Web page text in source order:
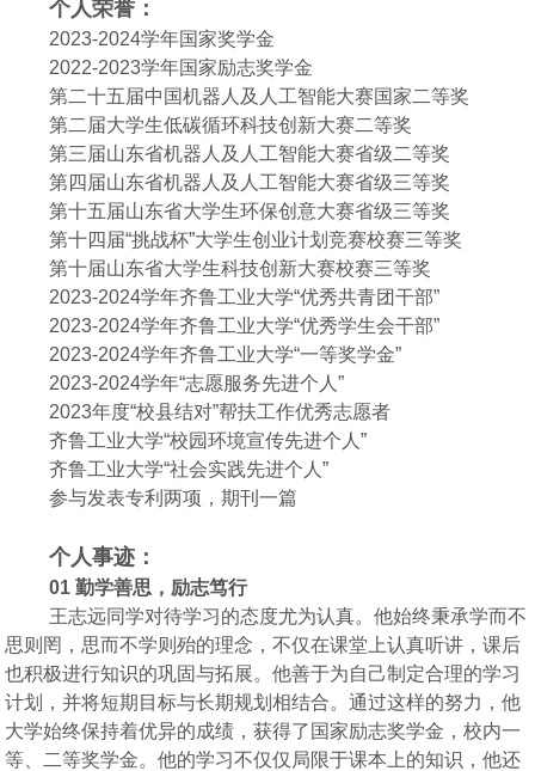
个人荣誉：
2023-2024学年国家奖学金
2022-2023学年国家励志奖学金
第二十五届中国机器人及人工智能大赛国家二等奖
第二届大学生低碳循环科技创新大赛二等奖
第三届山东省机器人及人工智能大赛省级二等奖
第四届山东省机器人及人工智能大赛省级三等奖
第十五届山东省大学生环保创意大赛省级三等奖
第十四届“挑战杯”大学生创业计划竞赛校赛三等奖
第十届山东省大学生科技创新大赛校赛三等奖
2023-2024学年齐鲁工业大学“优秀共青团干部”
2023-2024学年齐鲁工业大学“优秀学生会干部”
2023-2024学年齐鲁工业大学“一等奖学金”
2023-2024学年“志愿服务先进个人”
2023年度“校县结对”帮扶工作优秀志愿者
齐鲁工业大学“校园环境宣传先进个人”
齐鲁工业大学“社会实践先进个人”
参与发表专利两项，期刊一篇
个人事迹：
01 勤学善思，励志笃行
王志远同学对待学习的态度尤为认真。他始终秉承学而不
思则罔，思而不学则殆的理念，不仅在课堂上认真听讲，课后
也积极进行知识的巩固与拓展。他善于为自己制定合理的学习
计划，并将短期目标与长期规划相结合。通过这样的努力，他
大学始终保持着优异的成绩，获得了国家励志奖学金，校内一
等、二等奖学金。他的学习不仅仅局限于课本上的知识，他还